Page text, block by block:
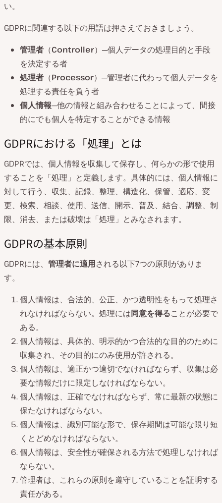
い。
GDPRに関連する以下の用語は押さえておきましょう。
管理者 （Controller）─個人データの処理目的と手段
を決定する者
処理者 （Processor）─管理者に代わって個人データを
処理する責任を負う者
個人情報─他の情報と組み合わせることによって、間接
的にでも個人を特定することができる情報
GDPRにおける「処理」とは
GDPRでは、個人情報を収集して保存し、何らかの形で使用
することを「処理」と定義します。具体的には、個人情報に
対して行う、収集、記録、整理、構造化、保管、適応、変
更、検索、相談、使用、送信、開示、普及、結合、調整、制
限、消去、または破壊は「処理」とみなされます。
GDPRの基本原則
GDPRには、 管理者に適用される以下7つの原則がありま
す。
個人情報は、合法的、公正、かつ透明性をもって処理さ
れなければならない。処理には同意を得ることが必要で
ある。
個人情報は、具体的、明示的かつ合法的な目的のために
収集され、その目的にのみ使用が許される。
個人情報は、適正かつ適切でなければならず、収集は必
要な情報だけに限定しなければならない。
個人情報は、正確でなければならず、常に最新の状態に
保たなければならない。
個人情報は、識別可能な形で、保存期間は可能な限り短
くとどめなければならない。
個人情報は、安全性が確保される方法で処理しなければ
ならない。
管理者は、これらの原則を遵守していることを証明する
責任がある。